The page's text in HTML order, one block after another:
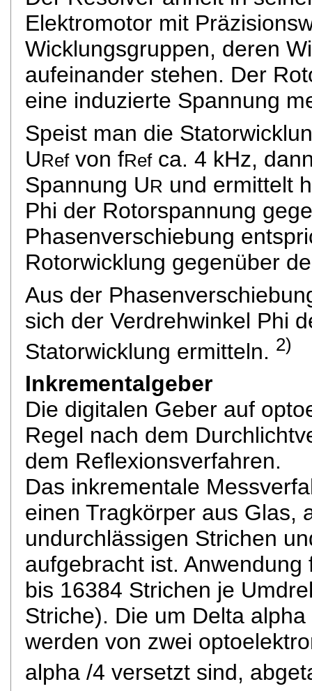
Elektromotor mit
Wicklungsgruppen, deren
aufeinander stehen. Der
eine induzierte Spannung
Speist man die
URefvon fRefca. 4 kHz,
Spannung UR und ermittelt
Phi der Rotorspannung
Phasenverschiebung
Rotorwicklung gegenüber
Aus der
sich der Verdrehwinkel Phi
Statorwicklung ermitteln. 2)
Inkrementalgeber
Die digitalen Geber auf
Regel nach dem
dem Reflexionsverfahren.
Das inkrementale
einen Tragkörper aus Glas,
undurchlässigen Strichen
aufgebracht ist.
bis 16384 Strichen je
Striche). Die um Delta
werden von zwei
alpha /4 versetzt sind,